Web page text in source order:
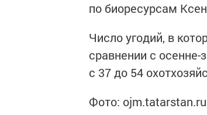
по биоресурсам
Число угодий, в
сравнении с
с 37 до 54
Фото: ojm.tatarstan.ru